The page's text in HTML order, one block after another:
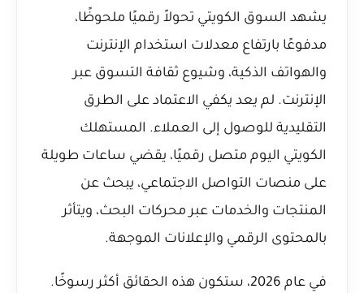
يشهد السوق الكويتي تحولاً رقميًا ملحوظًا،
مدفوعًا بارتفاع معدلات استخدام الإنترنت
والهواتف الذكية، وشيوع ثقافة التسوق عبر
الإنترنت. لم يعد يكفي الاعتماد على الطرق
التقليدية للوصول إلى العملاء. المستهلك
الكويتي اليوم متصل رقميًا، يقضي ساعات طويلة
على منصات التواصل الاجتماعي، يبحث عن
المنتجات والخدمات عبر محركات البحث، ويتأثر
بالمحتوى الرقمي والإعلانات الموجهة.
في عام 2026، ستكون هذه الحقائق أكثر رسوخًا.